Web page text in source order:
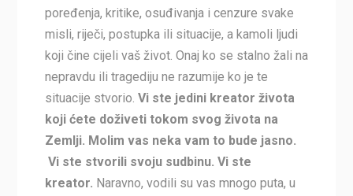
poređenja, kritike, osuđivanja i cenzure svake
misli, riječi, postupka ili situacije, a kamoli ljudi
koji čine cijeli vaš život. Onaj ko se stalno žali na
nepravdu ili tragediju ne razumije ko je te
situacije stvorio. Vi ste jedini kreator života
koji ćete doživeti tokom svog života na
Zemlji. Molim vas neka vam to bude jasno.
Vi ste stvorili svoju sudbinu. Vi ste
kreator. Naravno, vodili su vas mnogo puta, u